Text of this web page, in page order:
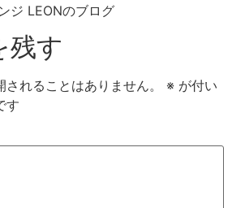
ジ LEONのブログ
残す
れることはありません。 ※ が付い
す